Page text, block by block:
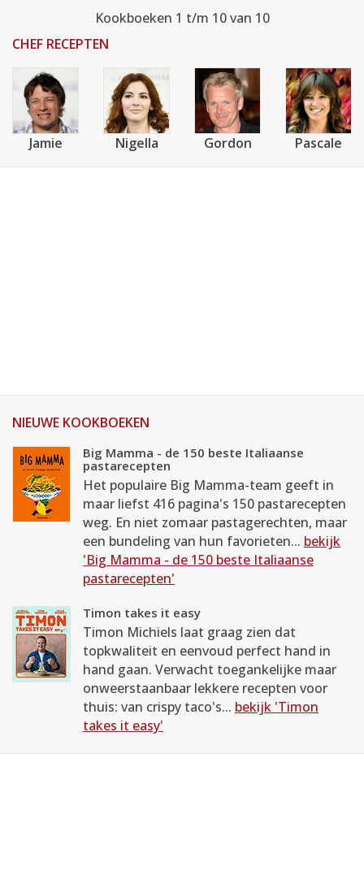
Kookboeken 1 t/m 10 van 10
CHEF RECEPTEN
Jamie Nigella Gordon Pascale
NIEUWE KOOKBOEKEN
Big Mamma - de 150 beste Italiaanse
pastarecepten
Het populaire Big Mamma-team geeft in
maar liefst 416 pagina's 150 pastarecepten
weg. En niet zomaar pastagerechten, maar
een bundeling van hun favorieten... bekijk
'Big Mamma - de 150 beste Italiaanse
pastarecepten'
Timon takes it easy
Timon Michiels laat graag zien dat
topkwaliteit en eenvoud perfect hand in
hand gaan. Verwacht toegankelijke maar
onweerstaanbaar lekkere recepten voor
thuis: van crispy taco's... bekijk 'Timon
takes it easy'